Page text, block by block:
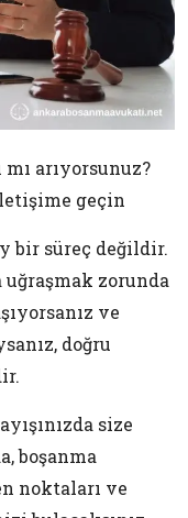
arıyorsunuz?
geçin
bir süreç değildir.
zorunda
ve
doğru
size
boşanma
noktaları ve